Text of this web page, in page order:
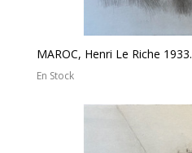
MAROC, Henri Le Riche 1933.
En Stock